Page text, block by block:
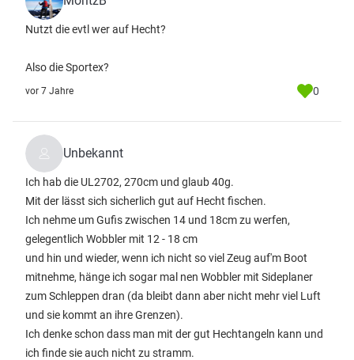
Nutzt die evtl wer auf Hecht?
Also die Sportex?
vor 7 Jahre 0
Unbekannt
Ich hab die UL2702, 270cm und glaub 40g.
Mit der lässt sich sicherlich gut auf Hecht fischen.
Ich nehme um Gufis zwischen 14 und 18cm zu werfen,
gelegentlich Wobbler mit 12 - 18 cm
und hin und wieder, wenn ich nicht so viel Zeug auf'm Boot
mitnehme, hänge ich sogar mal nen Wobbler mit Sideplaner
zum Schleppen dran (da bleibt dann aber nicht mehr viel Luft
und sie kommt an ihre Grenzen).
Ich denke schon dass man mit der gut Hechtangeln kann und
ich finde sie auch nicht zu stramm.